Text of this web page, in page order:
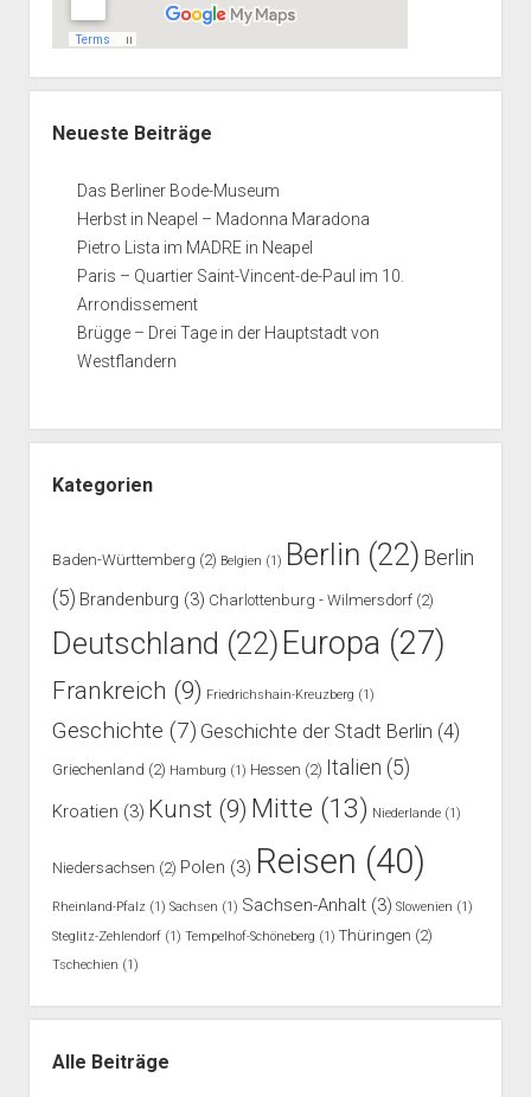
Neueste Beiträge
Das Berliner Bode-Museum
Herbst in Neapel – Madonna Maradona
Pietro Lista im MADRE in Neapel
Paris – Quartier Saint-Vincent-de-Paul im 10.
Arrondissement
Brügge – Drei Tage in der Hauptstadt von
Westflandern
Kategorien
Baden-Württemberg (2) Belgien (1) Berlin (22) Berlin
(5) Brandenburg (3) Charlottenburg - Wilmersdorf(2)
Deutschland (22) Europa (27)
Frankreich (9) Friedrichshain-Kreuzberg (1)
Geschichte (7) Geschichte der Stadt Berlin (4)
Griechenland (2) Hamburg (1) Hessen (2) Italien (5)
Kroatien (3) Kunst(9) Mitte (13) Niederlande(1)
Niedersachsen (2) Polen (3) Reisen (40)
Rheinland-Pfalz(1) Sachsen (1) Sachsen-Anhalt(3) Slowenien (1)
Steglitz-Zehlendorf(1) Tempelhof-Schöneberg (1) Thüringen (2)
Tschechien (1)
Alle Beiträge